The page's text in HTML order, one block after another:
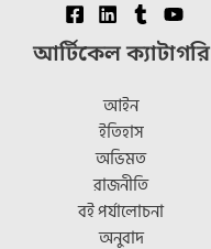
আর্টিকেল ক্যাটাগরি
আইন
ইতিহাস
অভিমত
রাজনীতি
বই পর্যালোচনা
অনুবাদ